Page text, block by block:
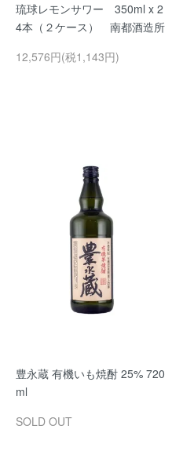
琉球レモンサワー 350ml x 2
4本（２ケース） 南都酒造所
12,576円(税1,143円)
豊永蔵 有機いも焼酎 25% 720
ml
SOLD OUT